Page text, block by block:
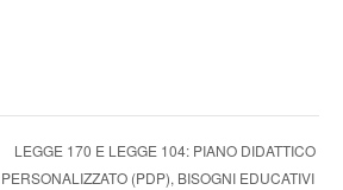
LEGGE 170 E LEGGE 104: PIANO DIDATTICO
PERSONALIZZATO (PDP), BISOGNI EDUCATIVI